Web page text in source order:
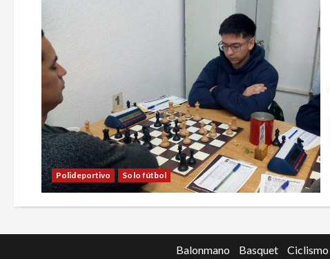
Polideportivo Solo fútbol
Balonmano Basquet Ciclismo